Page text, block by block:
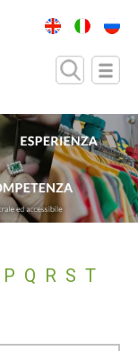
P Q R S T